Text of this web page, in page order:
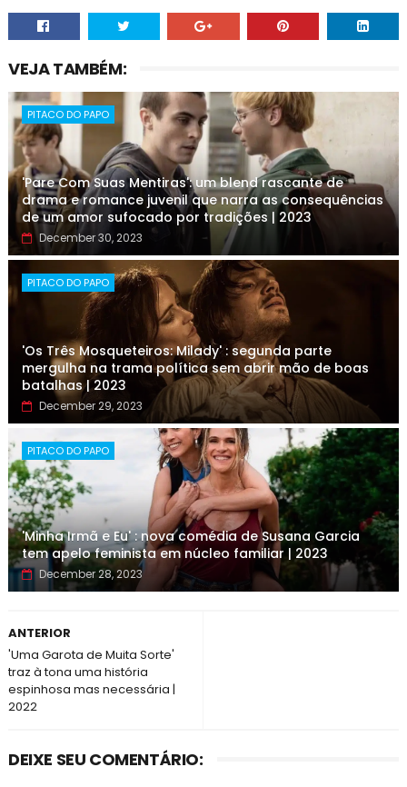
VEJA TAMBÉM:
PITACO DO PAPO
'Pare Com Suas Mentiras': um blend rascante de
drama e romance juvenil que narra as consequências
de um amor sufocado por tradições | 2023
December 30, 2023
PITACO DO PAPO
'Os Três Mosqueteiros: Milady' : segunda parte
mergulha na trama política sem abrir mão de boas
batalhas | 2023
December 29, 2023
PITACO DO PAPO
'Minha Irmã e Eu' : nova comédia de Susana Garcia
tem apelo feminista em núcleo familiar | 2023
December 28, 2023
ANTERIOR
'Uma Garota de Muita Sorte'
traz à tona uma história
espinhosa mas necessária |
2022
DEIXE SEU COMENTÁRIO: